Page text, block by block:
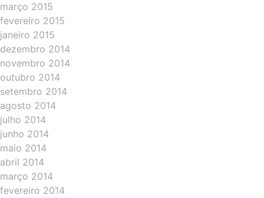
março 2015
fevereiro 2015
janeiro 2015
dezembro 2014
novembro 2014
outubro 2014
setembro 2014
agosto 2014
julho 2014
junho 2014
maio 2014
abril 2014
março 2014
fevereiro 2014